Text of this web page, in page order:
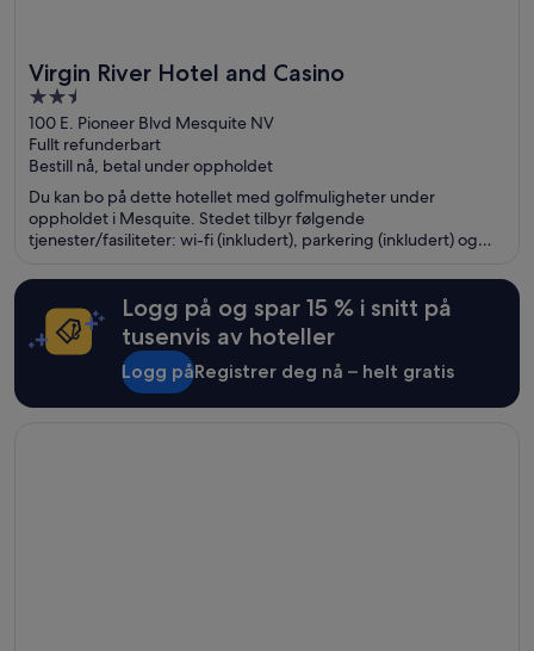
Virgin River Hotel and Casino
2.5
out
of
5
100 E. Pioneer Blvd Mesquite NV
Fullt refunderbart
Bestill nå, betal under oppholdet
Du kan bo på dette hotellet med golfmuligheter under
oppholdet i Mesquite. Stedet tilbyr følgende
tjenester/fasiliteter: wi-fi (inkludert), parkering (inkludert) og
spesielt fornøyd med bassenget og restauranten. Populære
severdigheter som Virgin River Casino og Eureka Casino ligger
dessuten ikke langt unna.
Logg på og spar 15 % i snitt på
tusenvis av hoteller
Logg påRegistrer deg nå – helt gratis